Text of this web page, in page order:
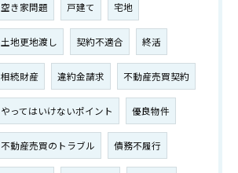
空き家問題 戸建て 宅地
土地更地渡し 契約不適合 終活
相続財産 違約金請求 不動産売買契約
やってはいけないポイント 優良物件
不動産売買のトラブル 債務不履行